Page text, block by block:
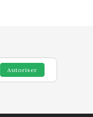
Autoriser